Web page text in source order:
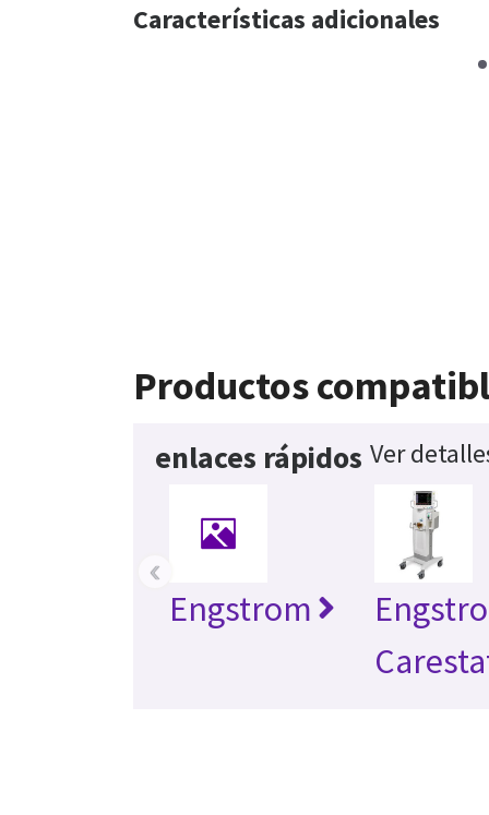
Características adicionales
Productos
enlaces rápidos Ver
Engstrom
‹